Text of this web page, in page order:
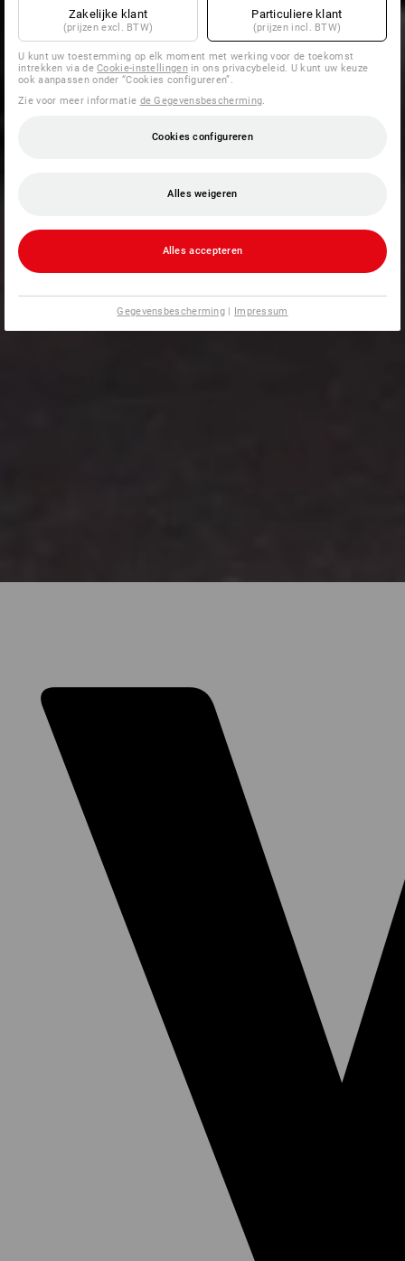
Zakelijke klant
(prijzen excl. BTW)
Particuliere klant
(prijzen incl. BTW)
U kunt uw toestemming op elk moment met werking voor de toekomst
intrekken via deCookie-instellingenin ons privacybeleid. U kunt uw keuze
ook aanpassen onder “Cookies configureren”.
Zie voor meer informatie de Gegevensbescherming
Cookies configureren
Alles weigeren
Alles accepteren
Gegevensbescherming | Impressum